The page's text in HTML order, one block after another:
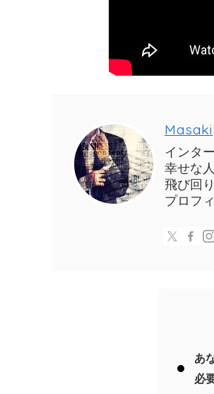
Masaki
インタ
幸せな
飛び回
プロフ
あ
必